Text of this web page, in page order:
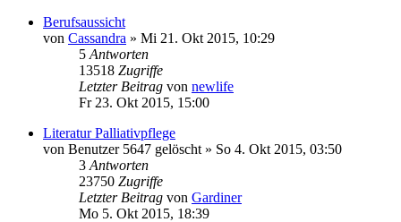
Berufsaussicht
von Cassandra » Mi 21. Okt 2015, 10:29
5 Antworten
13518 Zugriffe
Letzter Beitrag von newlife
Fr 23. Okt 2015, 15:00
Literatur Palliativpflege
von Benutzer 5647 gelöscht » So 4. Okt 2015, 03:50
3 Antworten
23750 Zugriffe
Letzter Beitrag von Gardiner
Mo 5. Okt 2015, 18:39